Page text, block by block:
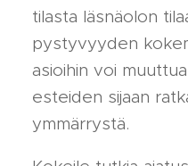
tilasta läsnäolon
pystyvyyden
asioihin voi
esteiden sijaan
ymmärrystä.